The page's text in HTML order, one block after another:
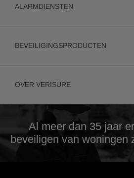
ALARMDIENSTEN
BEVEILIGINGSPRODUCTEN
OVER VERISURE
Al meer dan 35 jaar
beveiligen van woningen